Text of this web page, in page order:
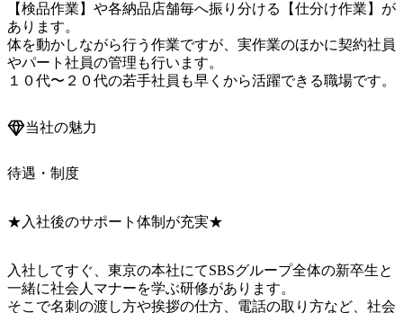
【検品作業】や各納品店舗毎へ振り分ける【仕分け作業】が
あります。
体を動かしながら行う作業ですが、実作業のほかに契約社員
やパート社員の管理も行います。
１０代〜２０代の若手社員も早くから活躍できる職場です。
当社の魅力
待遇・制度
★入社後のサポート体制が充実★
入社してすぐ、東京の本社にてSBSグループ全体の新卒生と
一緒に社会人マナーを学ぶ研修があります。
そこで名刺の渡し方や挨拶の仕方、電話の取り方など、社会